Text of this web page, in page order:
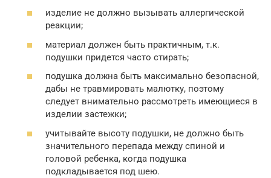
изделие не должно вызывать аллергической
реакции;
материал должен быть практичным, т.к.
подушки придется часто стирать;
подушка должна быть максимально безопасной,
дабы не травмировать малютку, поэтому
следует внимательно рассмотреть имеющиеся в
изделии застежки;
учитывайте высоту подушки, не должно быть
значительного перепада между спиной и
головой ребенка, когда подушка
подкладывается под шею.